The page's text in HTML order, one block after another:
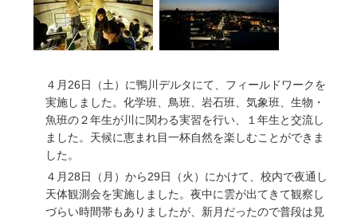
４月26日（土）に鴨川デルタにて、フィールドワークを
実施しました。化学班、鳥班、岩石班、気象班、生物・
魚班の２年生が川に関わる実習を行い、１年生と交流し
ました。天候に恵まれ目一杯自然を楽しむことができま
した。
４月28日（月）から29日（火）にかけて、校内で夜通し
天体観測会を実施しました。夜中に雲が出てきて観察し
づらい時間帯もありましたが、新月だったので普段は見